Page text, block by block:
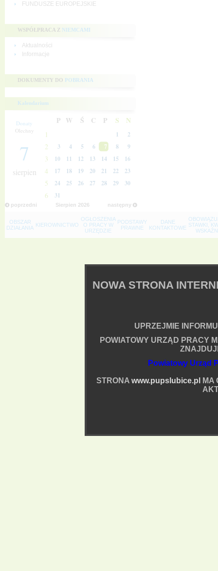
FUNDUSZE EUROPEJSKIE
WSPÓŁPRACA Z NIEMCAMI
Aktualności
Informacje
DOKUMENTY DO POBRANIA
Kalendarium
Donaty
Olechny
7
sierpien
P W Ś C P S N
1 1 2
2 3 4 5 6 7 8 9
3 10 11 12 13 14 15 16
4 17 18 19 20 21 22 23
5 24 25 26 27 28 29 30
6 31
poprzedni następny
Sierpien 2026
OBSZAR
DZIAŁANIA KIEROWNICTWO
OGŁOSZENIA
O PRACY W
URZĘDZIE
PODSTAWY
PRAWNE
DANE
KONTAKTOWE STAWKI,
NOWA STRONA
UPRZEJMIE
POWIATOWY URZĄD PRACY
Powiatowy Urząd
STRONA www.pupslubice.pl
MA